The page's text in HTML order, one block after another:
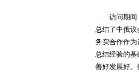
访问期间，
总结了中俄
务实合作作
总结经验的
善好发展好。